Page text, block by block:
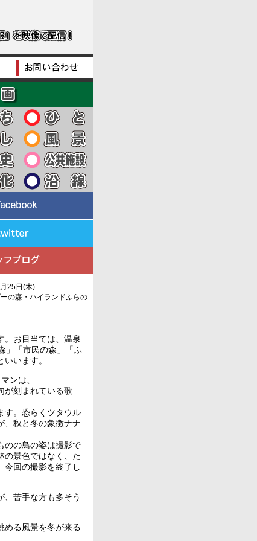
25日(木)
の森・ハイランドふらの
お目当ては、温泉
」「市民の森」「ふ
います。
ンは、
が刻まれている歌
す。恐らくツタウル
、秋と冬の象徴ナナ
のの鳥の姿は撮影で
の景色ではなく、た
今回の撮影を終了し
苦手な方も多そう
める風景を冬が来る